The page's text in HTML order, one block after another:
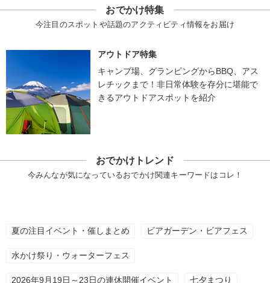
おでかけ特集
今注目のスポットや話題のアクティビティ情報をお届け
アウトドア特集
キャンプ場、グランピングからBBQ、アス
レチックまで！非日常体験を存分に堪能で
きるアウトドアスポットを紹介
おでかけトレンド
今みんなが気になっているおでかけ関連キーワードはコレ！
夏の注目イベント・催しまとめ ビアガーデン・ビアフェス
水かけ祭り・ウォーターフェス
2026年9月19日～23日の連休開催イベント 七夕まつり